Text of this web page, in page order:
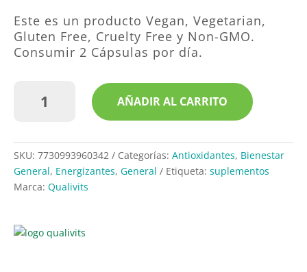
Este es un producto Vegan, Vegetarian,
Gluten Free, Cruelty Free y Non-GMO.
Consumir 2 Cápsulas por día.
Cápsulas
|
Qualivits
AÑADIR AL CARRITO
SKU: 7730993960342 Categorías: Antioxidantes, Bienestar
General, Energizantes, General Etiqueta: suplementos
Marca: Qualivits